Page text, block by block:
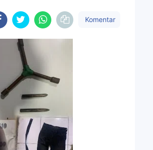
Komentar